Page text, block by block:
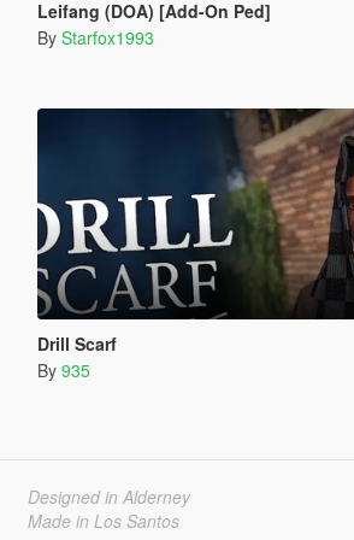
Leifang (DOA) [Add-On Ped]
By Starfox1993
Drill Scarf
By 935
Designed in Alderney
Made in Los Santos